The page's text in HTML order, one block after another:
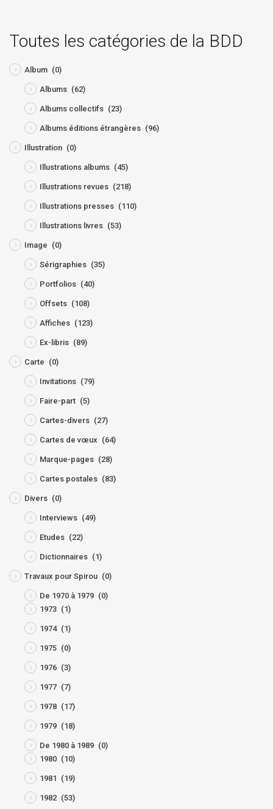
Toutes les catégories de la BDD
Album (0)
Albums (62)
Albums collectifs (23)
Albums éditions étrangères (96)
Illustration (0)
Illustrations albums (45)
Illustrations revues (218)
Illustrations presses (110)
Illustrations livres (53)
Image (0)
Sérigraphies (35)
Portfolios (40)
Offsets (108)
Affiches (123)
Ex-libris (89)
Carte (0)
Invitations (79)
Faire-part (5)
Cartes-divers (27)
Cartes de vœux (64)
Marque-pages (28)
Cartes postales (83)
Divers (0)
Interviews (49)
Etudes (22)
Dictionnaires (1)
Travaux pour Spirou (0)
De 1970 à 1979 (0)
1973 (1)
1974 (1)
1975 (0)
1976 (3)
1977 (7)
1978 (17)
1979 (18)
De 1980 à 1989 (0)
1980 (10)
1981 (19)
1982 (53)